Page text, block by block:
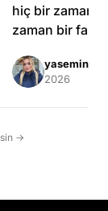
hiç bir zaman
zaman bir
yasemin
2026
→